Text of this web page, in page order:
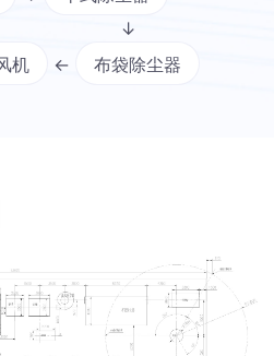
↓
机 ← 布袋除尘器